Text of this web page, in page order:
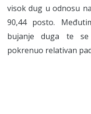
visok dug u odnosu
90,44 posto.
bujanje duga te se
pokrenuo relativan